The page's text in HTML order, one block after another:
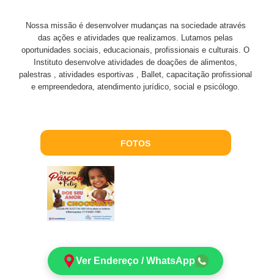
Nossa missão é desenvolver mudanças na sociedade através
das ações e atividades que realizamos. Lutamos pelas
oportunidades sociais, educacionais, profissionais e culturais. O
Instituto desenvolve atividades de doações de alimentos,
palestras , atividades esportivas , Ballet, capacitação profissional
e empreendedora, atendimento jurídico, social e psicólogo.
FOTOS
Ver Endereço / WhatsApp